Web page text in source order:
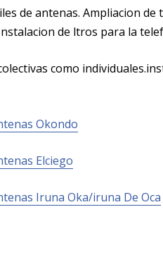
de antenas. Ampliacion de
de filtros para la
como
Okondo
Elciego
Iruna Oka/iruna De Oca